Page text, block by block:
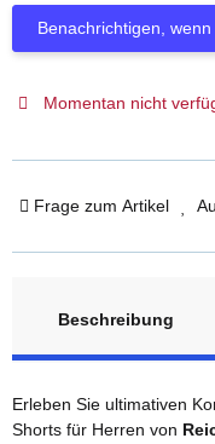
Benachrichtigen,
Momentan nicht
Frage zum Artikel
Beschreibung
Erleben Sie ultimativen
Shorts für Herren von